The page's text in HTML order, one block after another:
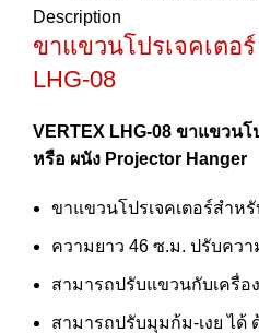
Description
ขาแขวนโปรเจคเตอ
LHG-08
VERTEX LHG-08 ขาแขวนโ
หรือ ผนัง Projector Hanger
ขาแขวนโปรเจคเตอร์สำห
ความยาว 46 ซ.ม. ปรับคว
สามารถปรับแขวนกับเครื่อ
สามารถปรับมุมก้ม-เงย ได้